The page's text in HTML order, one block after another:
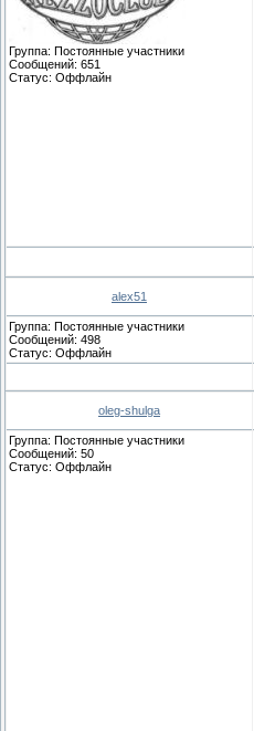
Группа: Постоянные участники
Сообщений: 651
Статус: Оффлайн
alex51
Группа: Постоянные участники
Сообщений: 498
Статус: Оффлайн
oleg-shulga
Группа: Постоянные участники
Сообщений: 50
Статус: Оффлайн